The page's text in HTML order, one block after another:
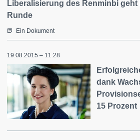
Liberalisierung des Renminbi
Runde
Ein Dokument
19.08.2015 – 11:28
dank
15 Prozent